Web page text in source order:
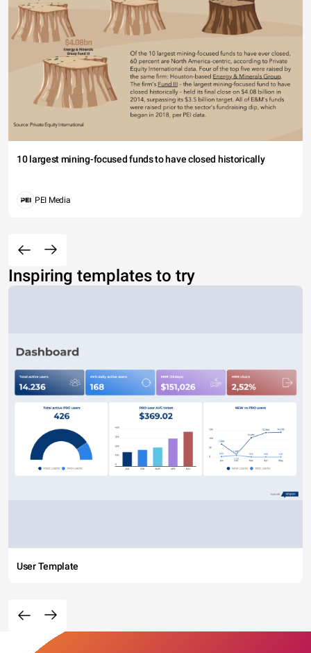
10 largest mining-focused funds to have closed historically
PEI Media
Inspiring templates to try
User Template